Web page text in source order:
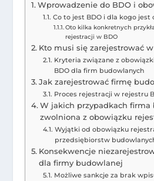
Wprowadzenie do BDO i
Co to jest BDO i dla kogo
Oto kilka konkretnych
rejestracji w BDO
Kto musi się zarejestrować
Kryteria związane z
BDO dla firm budowlanych
Jak zarejestrować firmę
Proces rejestracji w rejestru
W jakich przypadkach firma
zwolniona z obowiązku
Wyjątki od obowiązku
przedsiębiorstw
Konsekwencje
dla firmy budowlanej
Możliwe sankcje za brak